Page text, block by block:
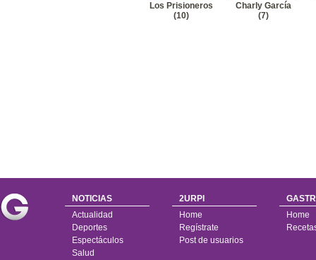
Los Prisioneros
(10)
Charly García
(7)
NOTICIAS
Actualidad
Deportes
Espectáculos
Salud
2URPI
Home
Regístrate
Post de usuarios
Home